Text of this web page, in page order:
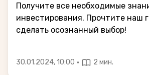
Получите все необходимые
инвестирования. Прочтите наш
сделать осознанный выбор!
30.01.2024, 10:00 · 2 мин.